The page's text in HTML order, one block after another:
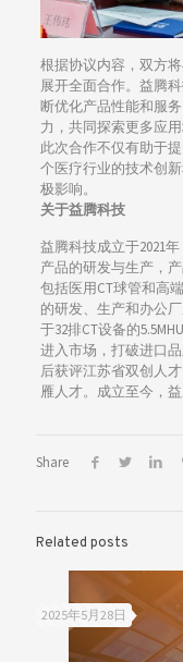
根据协议内容，双方
展开全面合作。益腾
断优化产品性能和服
力，共同探索更多应
此次合作不仅有助于
个医疗行业的技术创
极影响。
关于益腾科技
益腾科技成立于2021
产品的研发与生产，
包括医用CT球管和高
的研发、生产和办公
于32排CT设备的
进入市场，打破进口
后获评江苏省双创人
雁人才。成立至今，
Share
Related posts
2025年5月28日